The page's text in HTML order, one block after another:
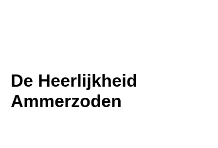
De Heerlijkheid
Ammerzoden